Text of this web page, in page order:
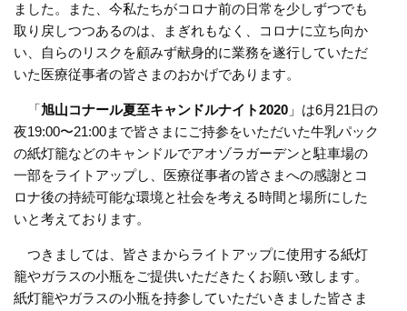
ました。また、今私たちがコロナ前の日常を少しずつでも
取り戻しつつあるのは、まぎれもなく、コロナに立ち向か
い、自らのリスクを顧みず献身的に業務を遂行していただ
いた医療従事者の皆さまのおかげであります。
「旭山コナール夏至キャンドルナイト2020 」は6月21日の
夜19:00〜21:00まで皆さまにご持参をいただいた牛乳パック
の紙灯籠などのキャンドルでアオゾラガーデンと駐車場の
一部をライトアップし、医療従事者の皆さまへの感謝とコ
ロナ後の持続可能な環境と社会を考える時間と場所にした
いと考えております。
つきましては、皆さまからライトアップに使用する紙灯
籠やガラスの小瓶をご提供いただきたくお願い致します。
紙灯籠やガラスの小瓶を持参していただいきました皆さま